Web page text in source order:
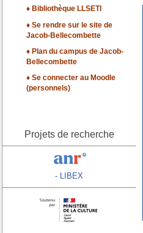
♦ Bibliothèque LLSETI
♦ Se rendre sur le site de
Jacob-Bellecombette
♦ Plan du campus de Jacob-
Bellecombette
♦ Se connecter au Moodle
(personnels)
Projets de recherche
- LIBEX